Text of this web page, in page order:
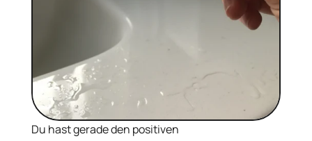
Du hast gerade den positiven